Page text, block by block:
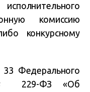
комиссию
конкурсному
33 Федерального
№ 229-ФЗ «Об